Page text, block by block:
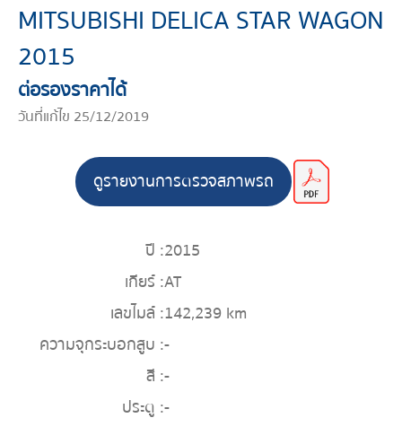
MITSUBISHI DELICA STAR WAGON
2015
ต่อรองราคาได้
วันที่แก้ไข 25/12/2019
ดูรายงานการตรวจสภาพรถ
ปี :2015
เกียร์ :AT
เลขไมล์ :142,239 km
ความจุกระบอกสูบ :-
สี :-
ประตู :-